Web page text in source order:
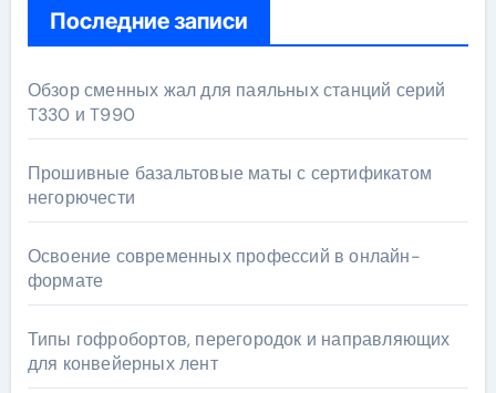
Последние записи
Обзор сменных жал для паяльных станций серий
T330 и T990
Прошивные базальтовые маты с сертификатом
негорючести
Освоение современных профессий в онлайн-
формате
Типы гофробортов, перегородок и направляющих
для конвейерных лент